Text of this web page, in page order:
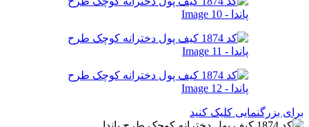
برای بزرگنمایی کلیک کنید